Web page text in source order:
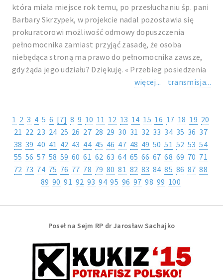
która miała miejsce rok temu, po przesłuchaniu śp. pani
Barbary Skrzypek, w projekcie nadal pozostawia się
prokuratorowi możliwość odmowy dopuszczenia
pełnomocnika zamiast przyjąć zasadę, że osoba
niebędąca stroną ma prawo do pełnomocnika zawsze,
gdy żąda jego udziału? Dziękuję. « Przebieg posiedzenia
więcej...
transmisja...
1 2 3 4 5 6 [7] 8 9 10 11 12 13 14 15 16 17 18 19 20
21 22 23 24 25 26 27 28 29 30 31 32 33 34 35 36 37
38 39 40 41 42 43 44 45 46 47 48 49 50 51 52 53 54
55 56 57 58 59 60 61 62 63 64 65 66 67 68 69 70 71
72 73 74 75 76 77 78 79 80 81 82 83 84 85 86 87 88
89 90 91 92 93 94 95 96 97 98 99 100
Poseł na Sejm RP dr Jarosław Sachajko